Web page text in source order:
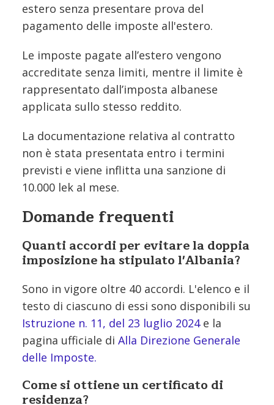
estero senza presentare prova del
pagamento delle imposte all'estero.
Le imposte pagate all’estero vengono
accreditate senza limiti, mentre il limite è
rappresentato dall’imposta albanese
applicata sullo stesso reddito.
La documentazione relativa al contratto
non è stata presentata entro i termini
previsti e viene inflitta una sanzione di
10.000 lek al mese.
Domande frequenti
Quanti accordi per evitare la doppia
imposizione ha stipulato l'Albania?
Sono in vigore oltre 40 accordi. L'elenco e il
testo di ciascuno di essi sono disponibili su
Istruzione n. 11, del 23 luglio 2024e la
pagina ufficiale di Alla Direzione Generale
delle Imposte.
Come si ottiene un certificato di
residenza?